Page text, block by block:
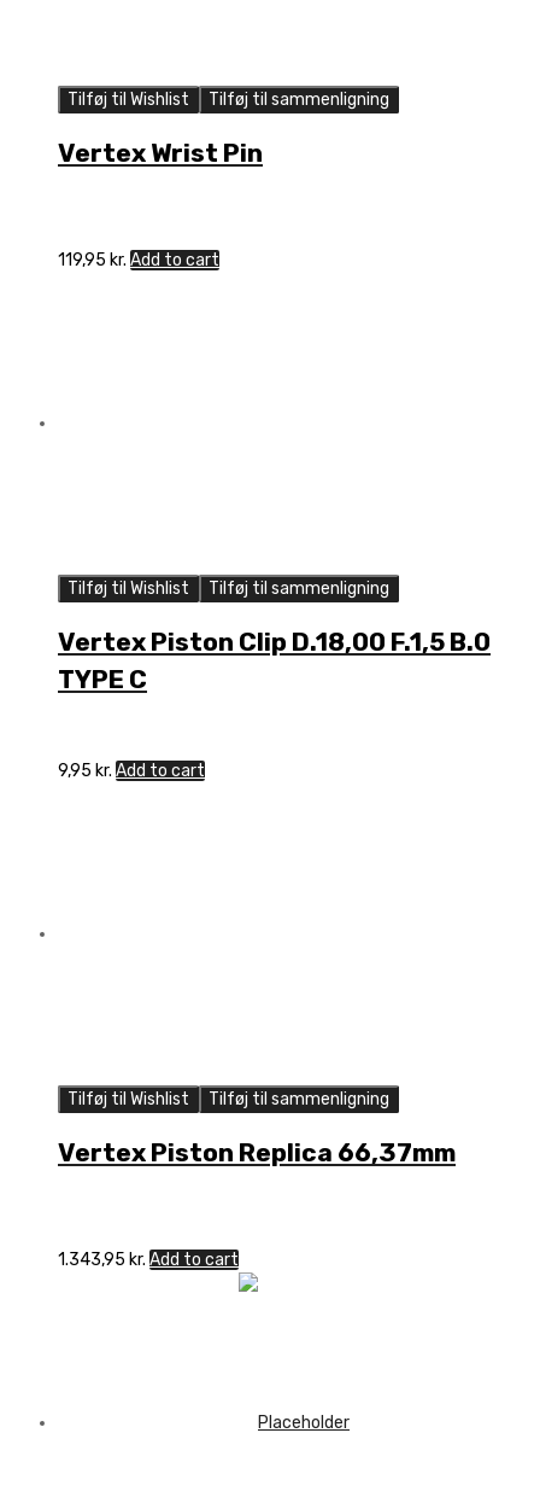
Tilføj til Wishlist Tilføj til sammenligning
Vertex Wrist Pin
119,95 kr. Add to cart
Tilføj til Wishlist Tilføj til sammenligning
Vertex Piston Clip D.18,00 F.1,5 B.0
TYPE C
9,95 kr. Add to cart
Tilføj til Wishlist Tilføj til sammenligning
Vertex Piston Replica 66,37mm
1.343,95 kr. Add to cart